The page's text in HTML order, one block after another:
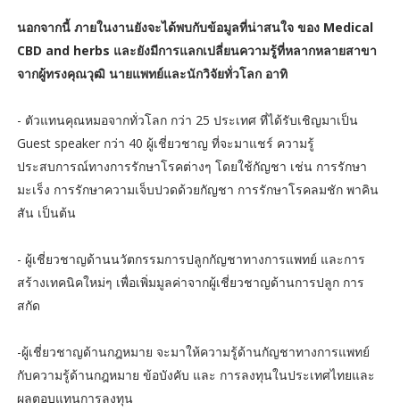
นอกจากนี้ ภายในงานยังจะได้พบกับข้อมูลที่น่าสนใจ ของ Medical
CBD and herbs และยังมีการแลกเปลี่ยนความรู้ที่หลากหลายสาขา
จากผู้ทรงคุณวุฒิ นายแพทย์และนักวิจัยทั่วโลก อาทิ
- ตัวแทนคุณหมอจากทั่วโลก กว่า 25 ประเทศ ที่ได้รับเชิญมาเป็น
Guest speaker กว่า 40 ผู้เชี่ยวชาญ ที่จะมาแชร์ ความรู้
ประสบการณ์ทางการรักษาโรคต่างๆ โดยใช้กัญชา เช่น การรักษา
มะเร็ง การรักษาความเจ็บปวดด้วยกัญชา การรักษาโรคลมชัก พาคิน
สัน เป็นต้น
- ผู้เชี่ยวชาญด้านนวัตกรรมการปลูกกัญชาทางการแพทย์ และการ
สร้างเทคนิคใหม่ๆ เพื่อเพิ่มมูลค่าจากผู้เชี่ยวชาญด้านการปลูก การ
สกัด
-ผู้เชี่ยวชาญด้านกฎหมาย จะมาให้ความรู้ด้านกัญชาทางการแพทย์
กับความรู้ด้านกฎหมาย ข้อบังคับ และ การลงทุนในประเทศไทยและ
ผลตอบแทนการลงทุน